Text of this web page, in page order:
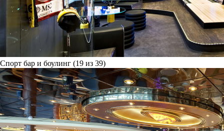
Спорт бар и боулинг (19 из 39)